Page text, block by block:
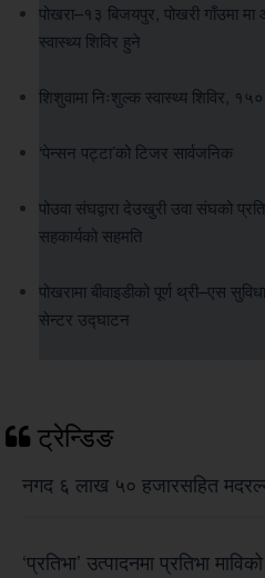
पोखरा–१३ बिजयपुर, पोखरी गाँउमा
स्वास्थ्य शिविर हुने
शिशुवामा निःशुल्क स्वास्थ्य शिविर, १५०
‘पेन्सन पट्टा’को टिजर सार्वजनिक
पोउवा संघद्वारा देउखुरी उवा संघको
सहकार्यको सहमति
पोखरामा बीवाइडीको पूर्ण थ्री–एस
सेन्टर उद्घाटन
ट्रेन्डिङ
नगद ६ लाख ५० हजारसहित
‘प्रतिभा’ उत्पादनमा प्रतिभा